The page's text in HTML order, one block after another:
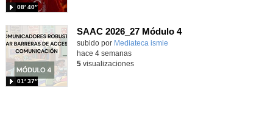
08′ 40″
SAAC 2026_27 Módulo 4
subido por Mediateca ismie
01′ 37″
hace 4 semanas
5visualizaciones